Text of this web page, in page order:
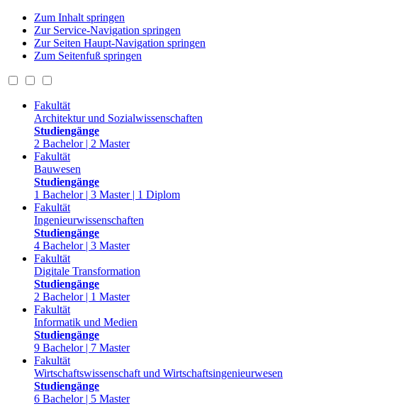
Zum Inhalt springen
Zur Service-Navigation springen
Zur Seiten Haupt-Navigation springen
Zum Seitenfuß springen
Fakultät
Architektur und Sozialwissenschaften
Studiengänge
2 Bachelor | 2 Master
Fakultät
Bauwesen
Studiengänge
1 Bachelor | 3 Master | 1 Diplom
Fakultät
Ingenieurwissenschaften
Studiengänge
4 Bachelor | 3 Master
Fakultät
Digitale Transformation
Studiengänge
2 Bachelor | 1 Master
Fakultät
Informatik und Medien
Studiengänge
9 Bachelor | 7 Master
Fakultät
Wirtschaftswissenschaft und Wirtschaftsingenieurwesen
Studiengänge
6 Bachelor | 5 Master